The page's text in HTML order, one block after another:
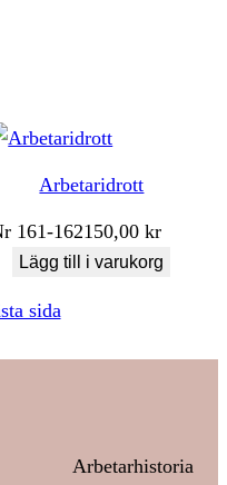
Arbetaridrott
161-162150,00kr
Lägg till i varukorg
sida
Arbetarhistoria